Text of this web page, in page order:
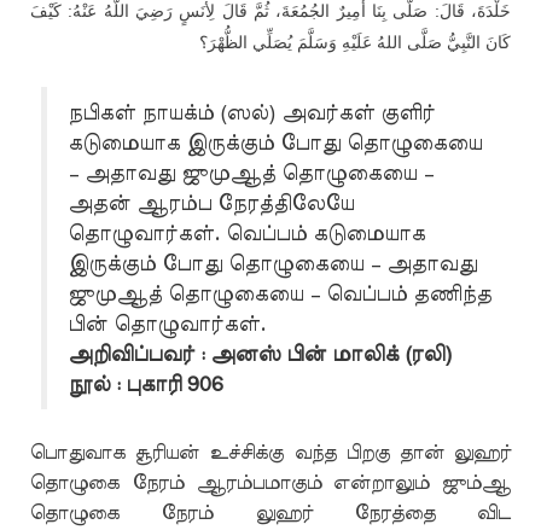
خَلْدَةَ، قَالَ: صَلَّى بِنَا أَمِيرٌ الجُمُعَةَ، ثُمَّ قَالَ لِأَنَسٍ رَضِيَ اللَّهُ عَنْهُ: كَيْفَ
كَانَ النَّبِيُّ صَلَّى اللهُ عَلَيْهِ وَسَلَّمَ يُصَلِّي الظُّهْرَ؟
நபிகள் நாயக்ம் (ஸல்) அவர்கள் குளிர்
கடுமையாக இருக்கும் போது தொழுகையை
– அதாவது ஜுமுஆத் தொழுகையை –
அதன் ஆரம்ப நேரத்திலேயே
தொழுவார்கள். வெப்பம் கடுமையாக
இருக்கும் போது தொழுகையை – அதாவது
ஜுமுஆத் தொழுகையை – வெப்பம் தணிந்த
பின் தொழுவார்கள்.
அறிவிப்பவர் : அனஸ் பின் மாலிக் (ரலி)
நூல் : புகாரி 906
பொதுவாக சூரியன் உச்சிக்கு வந்த பிறகு தான் லுஹர்
தொழுகை நேரம் ஆரம்பமாகும் என்றாலும் ஜும்ஆ
தொழுகை நேரம் லுஹர் நேரத்தை விட